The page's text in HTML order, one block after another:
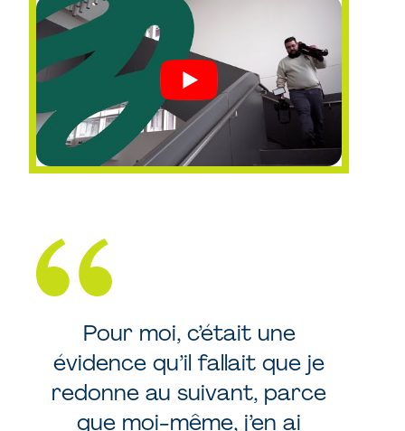
Pour moi, c’était une
évidence qu’il fallait que je
redonne au suivant, parce
que moi-même, j’en ai